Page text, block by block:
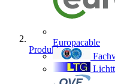
Europacable
Produkte